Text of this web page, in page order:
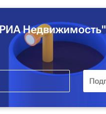
Недвижимость"